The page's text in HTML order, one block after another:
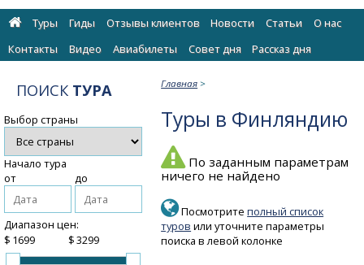
Туры Гиды Отзывы клиентов Новости Статьи
О нас
Контакты
Видео Авиабилеты Cовет дня Рассказ дня
Главная >
Туры в Финляндию
По заданным параметрам
ничего не найдено
Посмотритеполный список
туров или уточните параметры
поиска в левой колонке
ПОИСК ТУРА
Выбор страны
Начало тура
от
до
Диапазон цен:
$
$